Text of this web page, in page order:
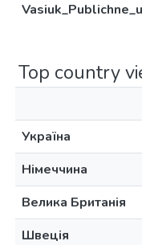
Top country
Україна
Німеччина
Велика Британія
Швеція